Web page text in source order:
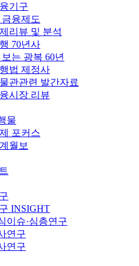
기구
융제도
리뷰 및 분석
70년사
는 광복 60년
법 제정사
관관련 발간자료
시장 리뷰
물
포커스
월보
INSIGHT
이슈·심층연구
연구
연구